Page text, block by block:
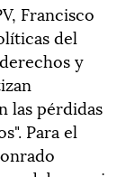
Francisco
del
y
las pérdidas
Para el